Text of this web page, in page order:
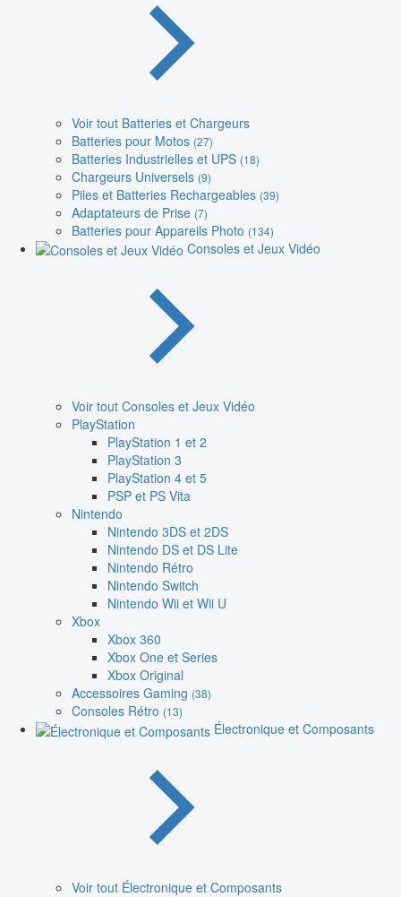
Voir tout Batteries et Chargeurs
Batteries pour Motos (27)
Batteries Industrielles et UPS (18)
Chargeurs Universels (9)
Piles et Batteries Rechargeables (39)
Adaptateurs de Prise (7)
Batteries pour Appareils Photo (134)
Consoles et Jeux Vidéo
Voir tout Consoles et Jeux Vidéo
PlayStation
PlayStation 1 et 2
PlayStation 3
PlayStation 4 et 5
PSP et PS Vita
Nintendo
Nintendo 3DS et 2DS
Nintendo DS et DS Lite
Nintendo Rétro
Nintendo Switch
Nintendo Wii et Wii U
Xbox
Xbox 360
Xbox One et Series
Xbox Original
Accessoires Gaming (38)
Consoles Rétro (13)
Électronique et Composants
Voir tout Électronique et Composants